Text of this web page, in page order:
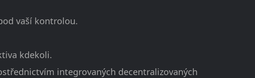
vaší kontrolou.
kdekoli.
integrovaných decentralizovaných